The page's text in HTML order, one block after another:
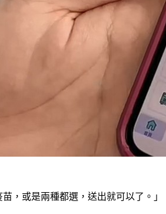
，或是兩種都選，送出就可以了。」